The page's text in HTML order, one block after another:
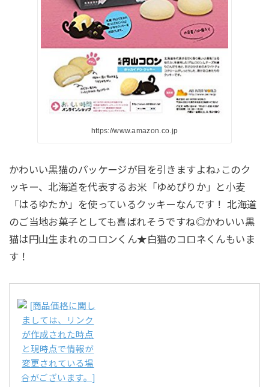
https://www.amazon.co.jp
かわいい黒猫のパッケージが目を引きますよね♪このク
ッキー、北海道を代表するお米「ゆめぴりか」と小麦
「はるゆたか」を使っているクッキーなんです！ 北海道
のご当地お菓子としても喜ばれそうですね◎かわいい黒
猫は円山生まれのコロンくん★白猫のコロネくんもいま
す！